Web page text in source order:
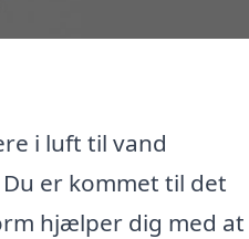
i luft til vand
er kommet til det
hjælper dig med at